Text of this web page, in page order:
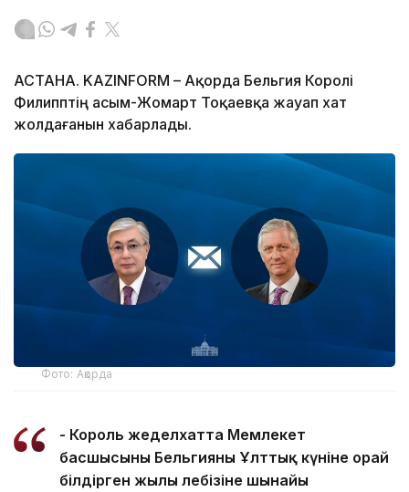
АСТАНА. KAZINFORM – Ақорда Бельгия Королі
Филипптің Қасым-Жомарт Тоқаевқа жауап хат
жолдағанын хабарлады.
Фото: Ақорда
- Король жеделхатта Мемлекет
басшысының Бельгияның Ұлттық күніне орай
білдірген жылы лебізіне шынайы